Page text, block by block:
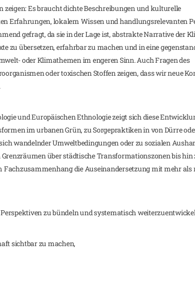
Es braucht dichte Beschreibungen und kulturelle
Erfahrungen, lokalem Wissen und handlungsrelevanten
gefragt, da sie in der Lage ist, abstrakte Narrative der
zu übersetzen, erfahrbar zu machen und in eine
oder Klimathemen im engeren Sinn. Auch Fragen des
oder toxischen Stoffen zeigen, dass wir neue
und Europäischen Ethnologie zeigt sich diese
im urbanen Grün, zu Sorgepraktiken in von Dürre
wandelnder Umweltbedingungen oder zu sozialen
über städtische Transformationszonen bis
die Auseinandersetzung mit mehr
zu bündeln und systematisch
sichtbar zu machen,